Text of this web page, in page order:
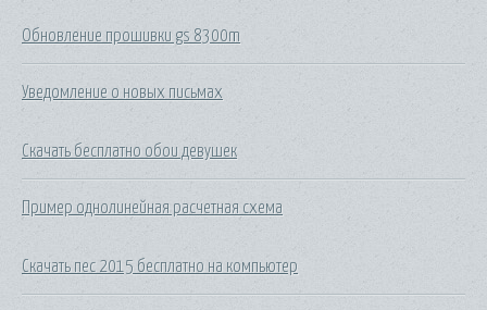
Обновление прошивки gs 8300m
Уведомление о новых письмах
Скачать бесплатно обои девушек
Пример однолинейная расчетная схема
Скачать пес 2015 бесплатно на компьютер